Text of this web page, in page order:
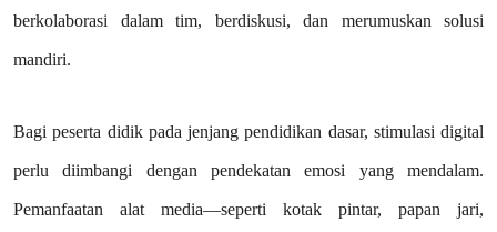
berkolaborasi dalam tim, berdiskusi, dan merumuskan solusi
mandiri.
Bagi peserta didik pada jenjang pendidikan dasar, stimulasi digital
perlu diimbangi dengan pendekatan emosi yang mendalam.
Pemanfaatan alat media—seperti kotak pintar, papan jari,